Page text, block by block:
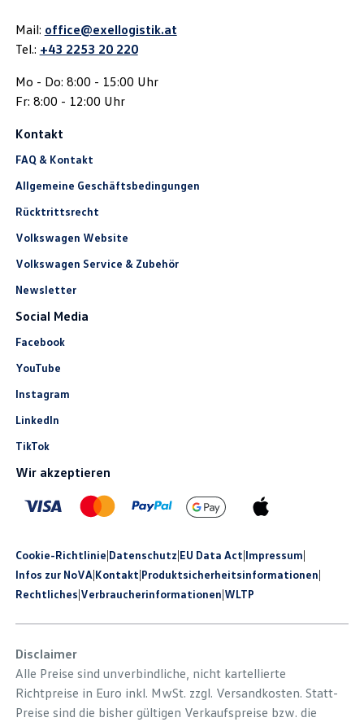
Mail: office@exellogistik.at
Tel.: +43 2253 20 220
Mo - Do: 8:00 - 15:00 Uhr
Fr: 8:00 - 12:00 Uhr
Kontakt
FAQ & Kontakt
Allgemeine Geschäftsbedingungen
Rücktrittsrecht
Volkswagen Website
Volkswagen Service & Zubehör
Newsletter
Social Media
Facebook
YouTube
Instagram
LinkedIn
TikTok
Wir akzeptieren
Cookie-Richtlinie|Datenschutz|EU Data Act|Impressum|
Infos zur NoVA|Kontakt|Produkt­sicherheits­informationen|
Rechtliches|Verbraucherinformationen|WLTP
Disclaimer
Alle Preise sind unverbindliche, nicht kartellierte
Richtpreise in Euro inkl. MwSt. zzgl. Versandkosten. Statt-
Preise sind die bisher gültigen Verkaufspreise bzw. die